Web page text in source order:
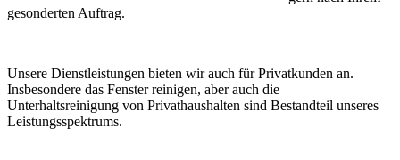
gesonderten Auftrag.
Unsere Dienstleistungen bieten wir auch für Privatkunden an.
Insbesondere das Fenster reinigen, aber auch die
Unterhaltsreinigung von Privathaushalten sind Bestandteil unseres
Leistungsspektrums.